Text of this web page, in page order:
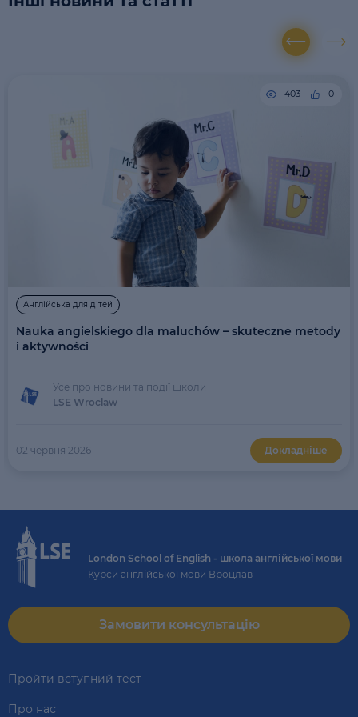
403 0
Англійська для дітей
Nauka angielskiego dla maluchów – skuteczne metody
i aktywności
Усе про новини та події школи
LSE Wroclaw
02 червня 2026 Докладніше
London School of English - школа англійської мови
Курси англійської мови Вроцлав
Замовити консультацію
Пройти вступний тест
Про нас